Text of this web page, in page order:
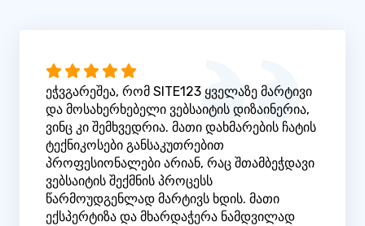
ეჭვგარეშეა, რომ SITE123 ყველაზე მარტივი
და მოსახერხებელი ვებსაიტის დიზაინერია,
ვინც კი შემხვედრია. მათი დახმარების ჩატის
ტექნიკოსები განსაკუთრებით
პროფესიონალები არიან, რაც შთამბეჭდავი
ვებსაიტის შექმნის პროცესს
წარმოუდგენლად მარტივს ხდის. მათი
ექსპერტიზა და მხარდაჭერა ნამდვილად